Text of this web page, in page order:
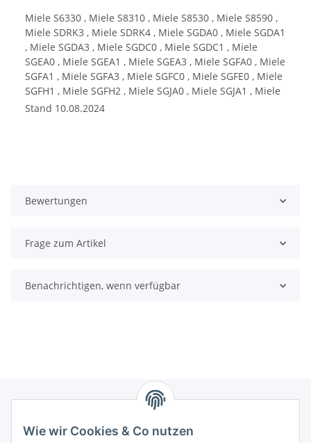
Wie wir Cookies & Co nutzen
Miele S6330 , Miele S8310 , Miele S8530 , Miele S8590 ,
Miele SDRK3 , Miele SDRK4 , Miele SGDA0 , Miele SGDA1
, Miele SGDA3 , Miele SGDC0 , Miele SGDC1 , Miele
SGEA0 , Miele SGEA1 , Miele SGEA3 , Miele SGFA0 , Miele
SGFA1 , Miele SGFA3 , Miele SGFC0 , Miele SGFE0 , Miele
SGFH1 , Miele SGFH2 , Miele SGJA0 , Miele SGJA1 , Miele
SGJE0 , Miele SGJE1 , Miele SGJP3 , Miele SGSA1 , Miele
Stand 10.08.2024
Bewertungen
Frage zum Artikel
Benachrichtigen, wenn verfügbar
Zahlungsmöglichkeiten